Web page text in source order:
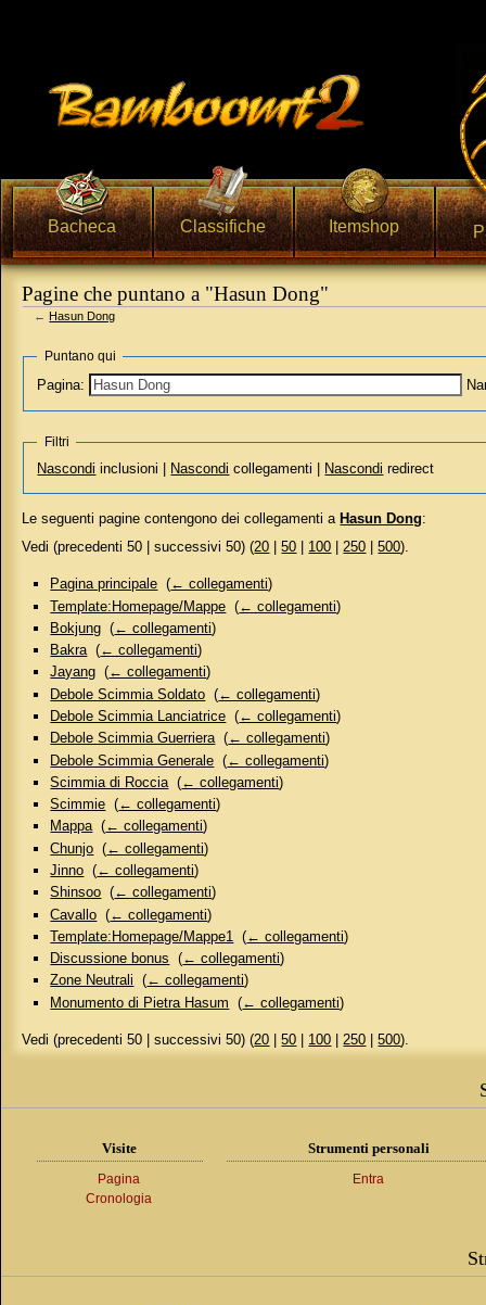
Bacheca Classifiche Itemshop
Pagine che puntano a "Hasun Dong"
← Hasun Dong
Puntano qui
Pagina:
Filtri
Nascondi inclusioni | Nascondi collegamenti | Nascondi redirect
Le seguenti pagine contengono dei collegamenti a Hasun Dong:
Vedi (precedenti 50 | successivi 50) (20 |50 | 100 | 250 |500).
Pagina principale ‎(← collegamenti)
Template:Homepage/Mappe ‎(← collegamenti)
Bokjung ‎(← collegamenti)
Bakra‎(← collegamenti)
Jayang ‎(← collegamenti)
Debole Scimmia Soldato ‎(← collegamenti)
Debole Scimmia Lanciatrice ‎(← collegamenti)
Debole Scimmia Guerriera‎(← collegamenti)
Debole Scimmia Generale ‎(← collegamenti)
Scimmia di Roccia ‎(← collegamenti)
Scimmie ‎(← collegamenti)
Mappa‎(← collegamenti)
Chunjo ‎(← collegamenti)
Jinno ‎(← collegamenti)
Shinsoo ‎(← collegamenti)
Cavallo ‎(← collegamenti)
Template:Homepage/Mappe1
‎(← collegamenti)
Discussione bonus ‎(← collegamenti)
Zone Neutrali ‎(← collegamenti)
Monumento di Pietra Hasum ‎(← collegamenti)
Vedi (precedenti 50 | successivi 50) (20 |50 100 |250 |500).
Visite
Pagina
Cronologia
Strumenti personali
Entra